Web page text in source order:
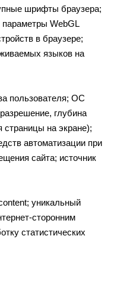
шрифты браузера;
WebGL
в браузере;
языков на
пользователя; ОС
глубина
страницы на экране);
автоматизации при
сайта; источник
уникальный
сторонним
статистических